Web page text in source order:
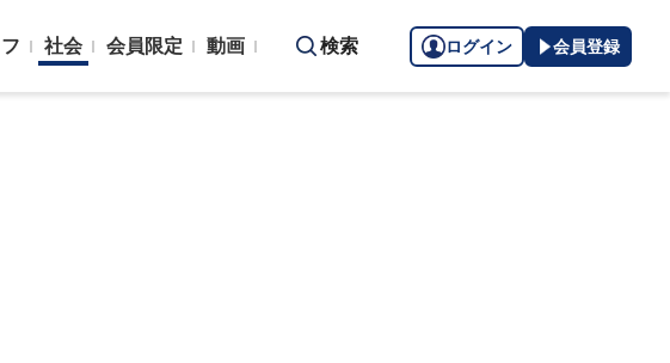
社会 会員限定 動画 検索 ログイン 会員登録